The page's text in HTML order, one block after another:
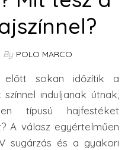
By POLO MARCO
előtt sokan időzítik a
induljanak útnak,
típusú hajfestéket
A válasz egyértelműen
sugárzás és a gyakori